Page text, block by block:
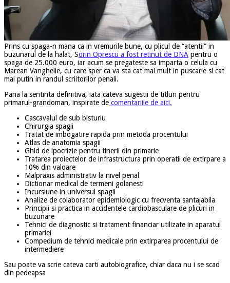
Prins cu spaga-n mana ca in vremurile bune, cu plicul de “atentii” in
buzunarul de la halat, Sorin Oprescu a fost retinut de DNA pentru o
spaga de 25.000 euro, iar acum se pregateste sa imparta o celula cu
Marean Vanghelie, cu care sper ca va sta cat mai mult in puscarie si cat
mai putin in randul scriitorilor penali.
Pana la sentinta definitiva, iata cateva sugestii de titluri pentru
primarul-grandoman, inspirate de comentariile de aici.
Cascavalul de sub bisturiu
Chirurgia spagii
Tratat de imbogatire rapida prin metoda procentului
Atlas de anatomia spagii
Ghid de ipocrizie pentru tinerii din primarie
Tratarea proiectelor de infrastructura prin operatii de extirpare a
10% din valoare
Malpraxis administrativ la nivel penal
Dictionar medical de termeni golanesti
Incursiune in universul spagii
Analize de colaborator epidemiologic cu frecventa santajabila
Principii si practica in accidentele cardiobasculare de plicuri in
buzunare
Tehnici de diagnostic si tratament financiar utilizate in aparatul
primariei
Compedium de tehnici medicale prin extirparea procentului de
intermediere
Sau poate va scrie cateva carti autobiografice, chiar daca nu i se scad
din pedeapsa